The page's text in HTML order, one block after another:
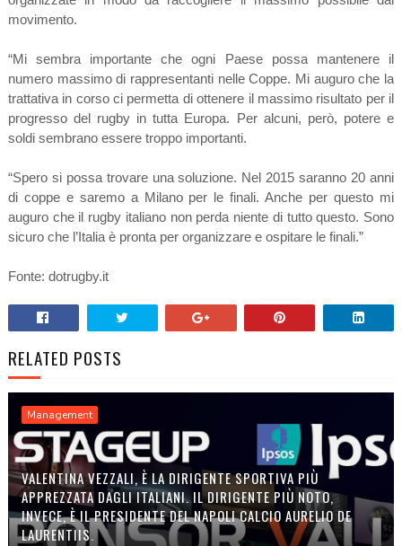
movimento.
“Mi sembra importante che ogni Paese possa mantenere il
numero massimo di rappresentanti nelle Coppe. Mi auguro che la
trattativa in corso ci permetta di ottenere il massimo risultato per il
progresso del rugby in tutta Europa. Per alcuni, però, potere e
soldi sembrano essere troppo importanti.
“Spero si possa trovare una soluzione. Nel 2015 saranno 20 anni
di coppe e saremo a Milano per le finali. Anche per questo mi
auguro che il rugby italiano non perda niente di tutto questo. Sono
sicuro che l’Italia è pronta per organizzare e ospitare le finali.”
Fonte: dotrugby.it
RELATED POSTS
Management
VALENTINA VEZZALI, È LA DIRIGENTE SPORTIVA PIÙ
APPREZZATA DAGLI ITALIANI. IL DIRIGENTE PIÙ NOTO,
INVECE, È IL PRESIDENTE DEL NAPOLI CALCIO AURELIO DE
LAURENTIIS.